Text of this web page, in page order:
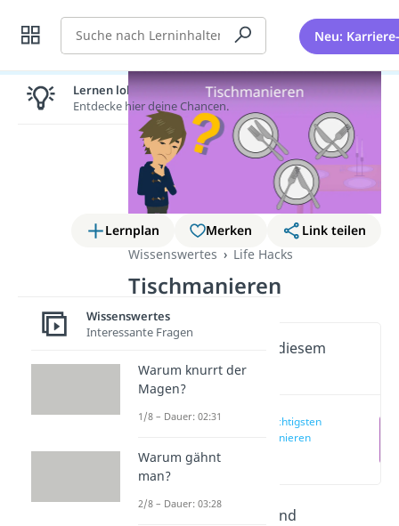
Suche Neu:
Lernplan Merken
Link teilen
Wissenswertes
Life Hacks
Tischmanieren
Wichtige Inhalte in diesem
Video
Die 6 wichtigsten
Tischmanieren
Gute Tischmanieren sind
Lernen lohnt sich!
Entdecke hier deine Chancen.
Wissenswertes
Interessante Fragen
Warum knurrt der
Magen?
1/8 – Dauer: 02:31
Warum gähnt
man?
2/8 – Dauer: 03:28